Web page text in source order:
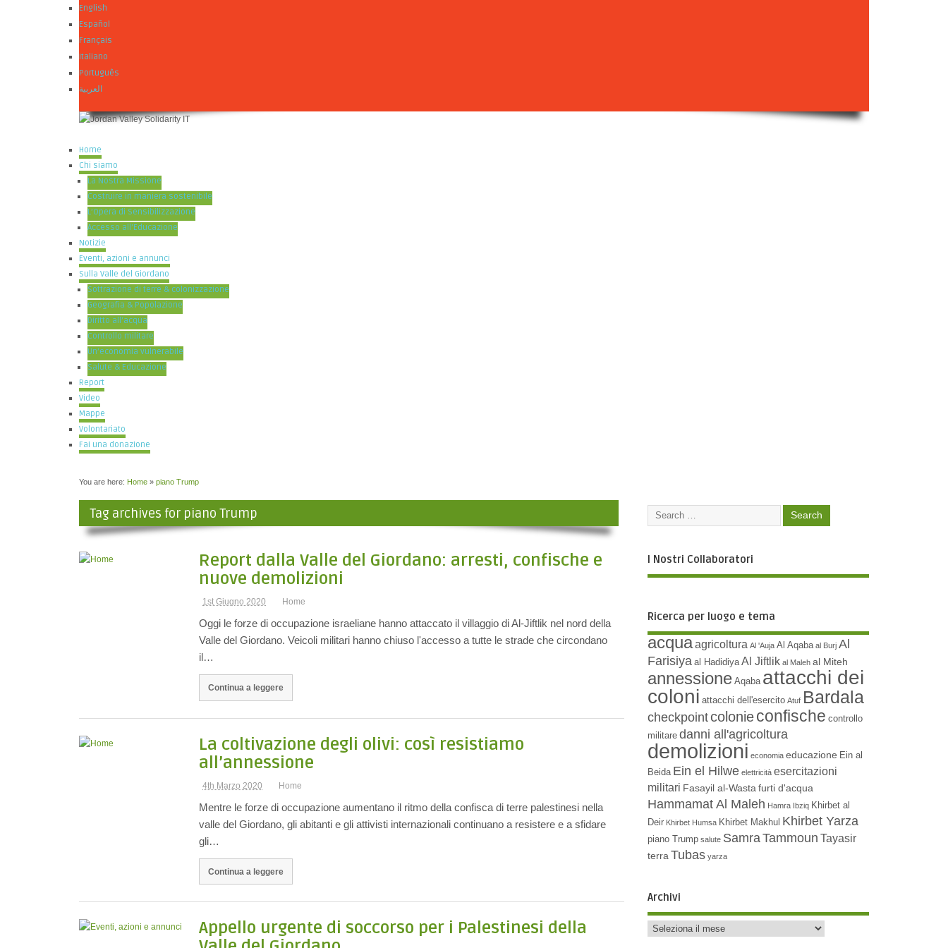
English
Español
Français
Italiano
Português
العربية
Home
Chi siamo
La Nostra Missione
Costruire in maniera sostenibile
L’Opera di Sensibilizzazione
Accesso all’Educazione
Notizie
Eventi, azioni e annunci
Sulla Valle del Giordano
Sottrazione di terre & colonizzazione
Geografia & Popolazione
Diritto all’acqua
Controllo militare
Un’economia vulnerabile
Salute & Educazione
Report
Video
Mappe
Volontariato
Fai una donazione
You are here: Home » piano Trump
Tag archives for piano Trump
Report dalla Valle del Giordano: arresti, confische e
nuove demolizioni
1st Giugno 2020 Home
Oggi le forze di occupazione israeliane hanno attaccato il villaggio di Al-Jiftlik nel nord della
Valle del Giordano. Veicoli militari hanno chiuso l'accesso a tutte le strade che circondano
il…
Continua a leggere
La coltivazione degli olivi: così resistiamo
all’annessione
4th Marzo 2020 Home
Mentre le forze di occupazione aumentano il ritmo della confisca di terre palestinesi nella
valle del Giordano, gli abitanti e gli attivisti internazionali continuano a resistere e a sfidare
gli…
Continua a leggere
Appello urgente di soccorso per i Palestinesi della
I Nostri Collaboratori
Ricerca per luogo e tema
acquaagricoltura Al 'Auja Al Aqaba al Burj Al
Farisiya al Hadidiya Al Jiftlik al Maleh al Miteh
annessione Aqaba attacchi dei
coloni attacchi dell'esercito Atuf Bardala
checkpointcolonieconfische controllo
militare danni all'agricoltura
demolizioni economia educazione Ein al
Beida Ein el Hilwe elettricità esercitazioni
militari Fasayil al-Wasta furti d'acqua
Hammamat Al Maleh Hamra Ibziq Khirbet al
Deir Khirbet Humsa Khirbet Makhul Khirbet Yarza
piano Trump salute Samra Tammoun Tayasir
terra Tubas yarza
Archivi